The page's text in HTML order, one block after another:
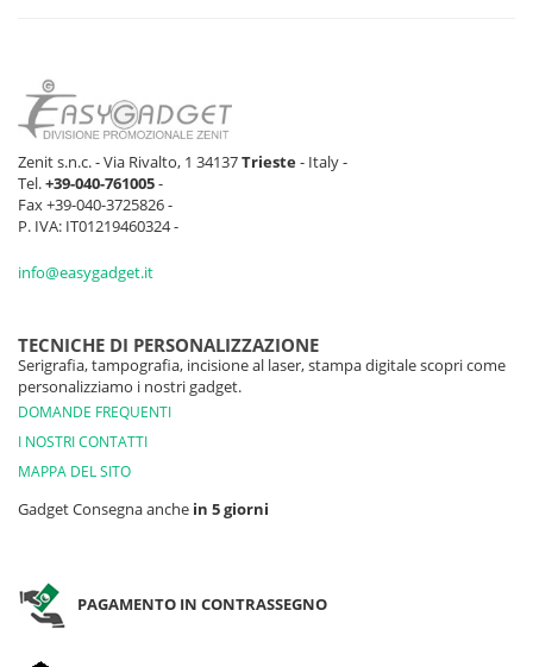
Zenit s.n.c. - Via Rivalto, 1 34137Trieste- Italy -
Tel.+39-040-761005-
Fax +39-040-3725826 -
P. IVA: IT01219460324 -
info@easygadget.it
TECNICHE DI PERSONALIZZAZIONE
Serigrafia, tampografia, incisione al laser, stampa digitale scopri come
personalizziamo i nostri gadget.
DOMANDE FREQUENTI
I NOSTRI CONTATTI
MAPPA DEL SITO
Gadget Consegna anche in 5 giorni
PAGAMENTO IN CONTRASSEGNO